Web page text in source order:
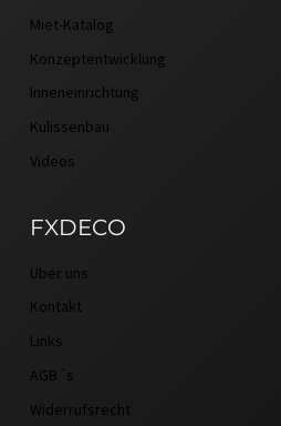
Miet-Katalog
Konzeptentwicklung
Inneneinrichtung
Kulissenbau
Videos
FXDECO
Über uns
Kontakt
Links
AGB´s
Widerrufsrecht